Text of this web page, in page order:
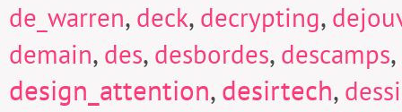
de_warren, deck, decrypting,
demain, des, desbordes, descamps,
design_attention,desirtech,